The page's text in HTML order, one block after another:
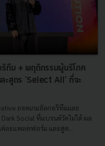
ริทึม + พฤติกรรมผู้บริโภค
ละสูตร 'Select All' ที่จะ
ถอดเกมอัลกอริทึมและ
Social ที่แบรนด์วัดไม่ได้ ผล
ะแพลตฟอร์ม และสูต...